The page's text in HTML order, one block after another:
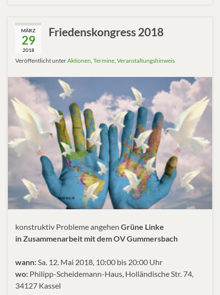
MÄRZ
29
2018
Friedenskongress 2018
Veröffentlicht unterAktionen Termine Veranstaltungshinweis
konstruktiv Probleme angehen Grüne Linke
in Zusammenarbeit mit dem OV Gummersbach
wann:Sa. 12. Mai 2018, 10:00 bis 20:00 Uhr
wo: Philipp-Scheidemann-Haus, Holländische Str. 74,
34127 Kassel